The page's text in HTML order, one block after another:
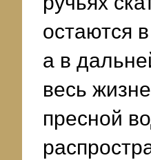
остаются
а в
весь
пресной